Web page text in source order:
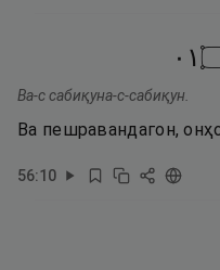
١٠
Ва-с сабиқуна-с-сабиқун.
Ва пешравандагон,
56:10